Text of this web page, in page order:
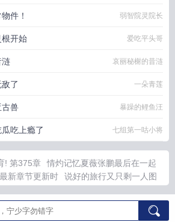
件！ 弱智院灵院长
开始 爱吃平头哥
涟 哀丽秘榭的昔涟
了 一朵青莲
古兽 暴躁的鲤鱼汪
吃上瘾了 七组第一咕小将
! 第375章
情灼记忆夏薇张鹏最后在一起
新章节更新时
说好的旅行又只剩一人图
科 娇软知青成大队长
说好的综艺节目竟
应佳 大安盐碱地治理博物馆 应